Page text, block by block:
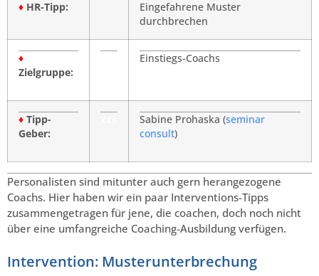
♦ HR-Tipp:
Eingefahrene Muster
durchbrechen
♦
Zielgruppe:
Einstiegs-Coachs
♦ Tipp-
Geber:
Sabine Prohaska (seminar
consult)
Personalisten sind mitunter auch gern herangezogene
Coachs. Hier haben wir ein paar Interventions-Tipps
zusammengetragen für jene, die coachen, doch noch nicht
über eine umfangreiche Coaching-Ausbildung verfügen.
Intervention: Musterunterbrechung